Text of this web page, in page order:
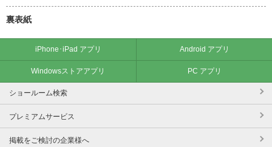
裏表紙
iPhone･iPad アプリ Android アプリ
Windowsストアアプリ PC アプリ
ショールーム検索
プレミアムサービス
掲載をご検討の企業様へ